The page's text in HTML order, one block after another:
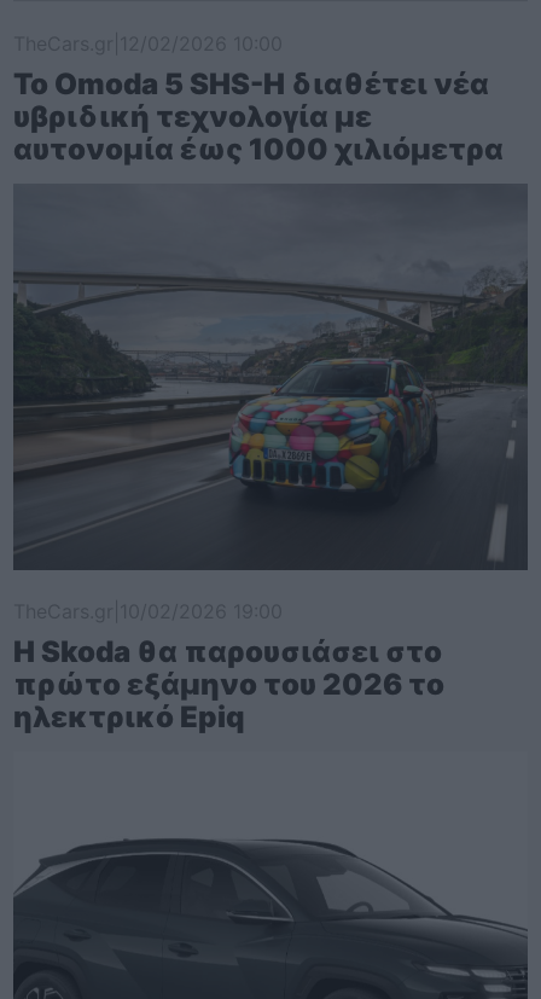
Το Omoda 5 SHS-H διαθέτει νέα
υβριδική τεχνολογία με
αυτονομία έως 1000 χιλιόμετρα
Η Skoda θα παρουσιάσει στο
πρώτο εξάμηνο του 2026 το
ηλεκτρικό Epiq